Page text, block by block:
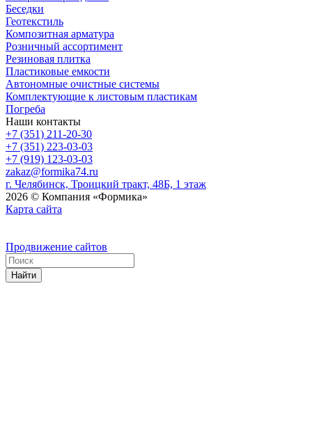
Беседки
Геотекстиль
Композитная арматура
Розничный ассортимент
Резиновая плитка
Пластиковые емкости
Автономные очистные системы
Комплектующие к листовым пластикам
Погреба
Наши контакты
+7 (351) 211-20-30
+7 (351) 223-03-03
+7 (919) 123-03-03
zakaz@formika74.ru
г. Челябинск, Троицкий тракт, 48Б, 1 этаж
2026 © Компания «Формика»
Карта сайта
Продвижение сайтов
Найти